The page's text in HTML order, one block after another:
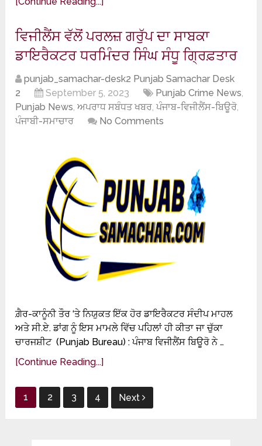
ਵਿਜੀਲੈਂਸ ਵੱਲੋਂ ਪਰਲਜ਼ ਗਰੁੱਪ ਦਾ ਸਾਬਕਾ
ਡਾਇਰੈਕਟਰ ਧਰਮਿੰਦਰ ਸਿੰਘ ਸੰਧੂ ਗ੍ਰਿਫ਼ਤਾਰ
punjab_samachar-desk2 Punjab Samachar Desk
2
September 5, 2023 Punjab Crime News,
Punjab News,ਅਪਰਾਧ ਸਬੰਧਤ ਖਬਰ,ਪੰਜਾਬ-ਵਿਜੀਲੈਂਸ-ਬਿਊਰੋ,
ਪੰਜਾਬੀ-ਸਮਾਚਾਰ
No Comments
ਗ਼ੈਰ-ਕਾਨੂੰਨੀ ਤੌਰ ‘ਤੇ ਨਿਯੁਕਤ ਇੱਕ ਹੋਰ ਡਾਇਰੈਕਟਰ ਸੰਦੀਪ ਮਾਹਲ
ਅਤੇ ਸੀ.ਏ. ਡਾਂਗ ਨੂੰ ਇਸ ਮਾਮਲੇ ਵਿੱਚ ਪਹਿਲਾਂ ਹੀ ਕੀਤਾ ਜਾ ਚੁੱਕਾ
ਚਾਰਜਸ਼ੀਟ (Punjab Bureau) : ਪੰਜਾਬ ਵਿਜੀਲੈਂਸ ਬਿਊਰੋ ਨੇ …
[Continue Reading...]
Posts
1 2 3 4 Next